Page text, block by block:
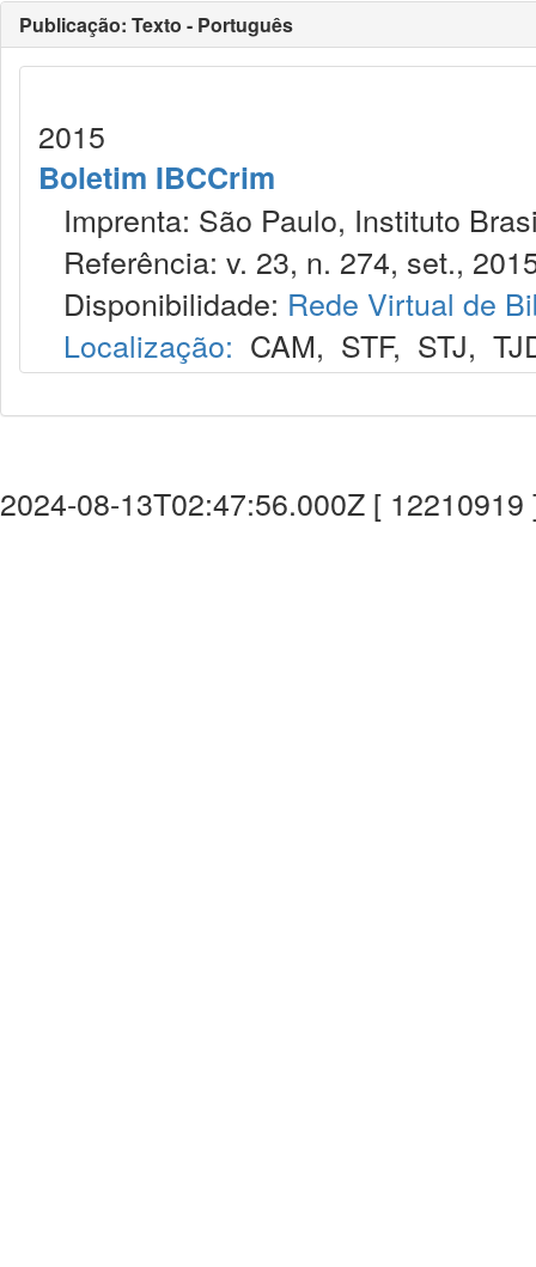
Publicação: Texto - Português
2015
Boletim IBCCrim
Imprenta: São Paulo, Instituto
Referência: v. 23, n. 274, set.,
Disponibilidade: Rede Virtual de
Localização: CAM, STF, STJ,
2024-08-13T02:47:56.000Z [ 12210919